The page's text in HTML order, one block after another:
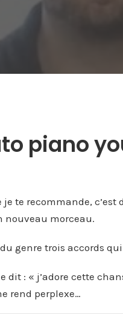
piano
te recommande, c’est
nouveau morceau.
genre trois accords
dit : « j’adore cette
rend perplexe…